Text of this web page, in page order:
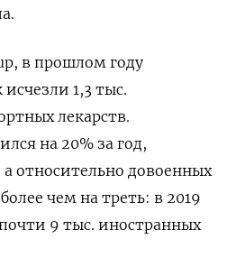
в прошлом году
1,3 тыс.
лекарств.
на 20% за год,
относительно довоенных
чем на треть: в 2019
9 тыс. иностранных